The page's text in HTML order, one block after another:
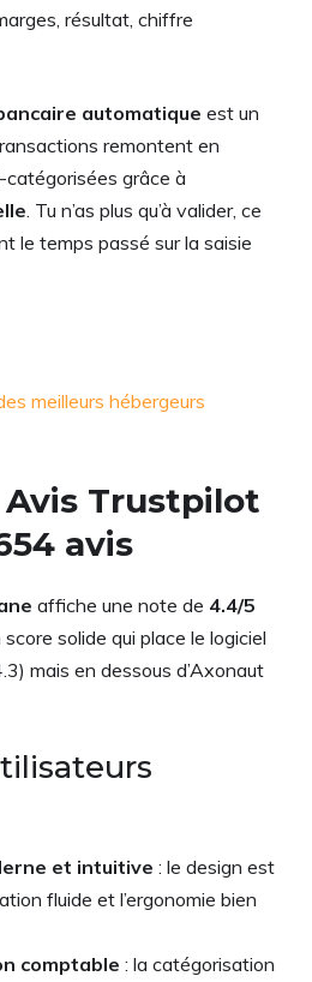
résultat, chiffre
automatique est un
remontent en
grâce à
. Tu n’as plus qu’à valider, ce
le temps passé sur la saisie
meilleurs hébergeurs
Trustpilot
avis
affiche une note de 4.4/5
score solide qui place le logiciel
mais en dessous d’Axonaut
et intuitive : le design est
fluide et l’ergonomie bien
comptable : la catégorisation